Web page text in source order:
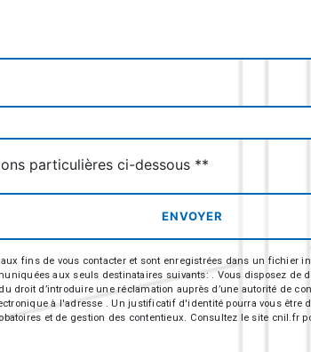
particulières ci-dessous **
ENVOYER
fins de vous contacter et sont enregistrées dans un fichier
aux seuls destinataires suivants: . Vous disposez de
droit d’introduire une réclamation auprès d’une autorité de
à l'adresse . Un justificatif d'identité pourra vous
et de gestion des contentieux. Consultez le site cnil.fr